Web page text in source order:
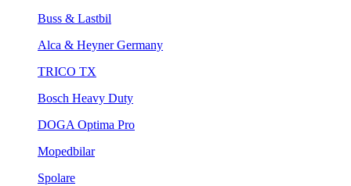
Buss & Lastbil
Alca & Heyner Germany
TRICO TX
Bosch Heavy Duty
DOGA Optima Pro
Mopedbilar
Spolare